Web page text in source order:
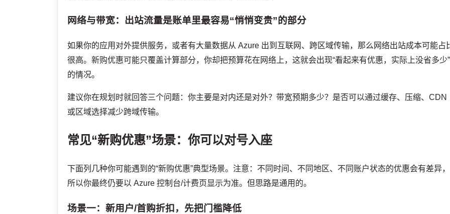
网络与带宽：出站流量是账单里最容易“悄悄变贵”的部分
如果你的应用对外提供服务，或者有大量数据从 Azure 出到互联网、跨区域传输，那么网络出站成本可能占
很高。新购优惠可能只覆盖计算部分，你却把预算花在网络上，这就会出现“看起来有优惠，实际上没省多少”
的情况。
建议你在规划时就回答三个问题：你主要是对内还是对外？带宽预期多少？是否可以通过缓存、压缩、CDN
或区域选择减少跨域传输。
常见“新购优惠”场景：你可以对号入座
下面列几种你可能遇到的“新购优惠”典型场景。注意：不同时间、不同地区、不同账户状态的优惠会有差异，
所以你最终仍要以 Azure 控制台/计费页显示为准。但思路是通用的。
场景一：新用户/首购折扣，先把门槛降低